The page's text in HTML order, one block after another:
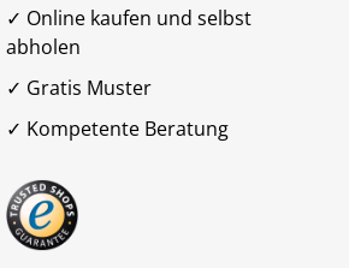
✓ Online kaufen und selbst
abholen
✓ Gratis Muster
✓ Kompetente Beratung